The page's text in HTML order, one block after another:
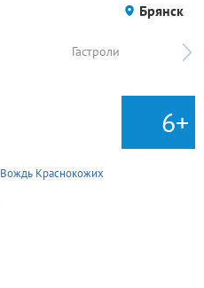
Брянск
Гастроли
6+
Вождь Краснокожих